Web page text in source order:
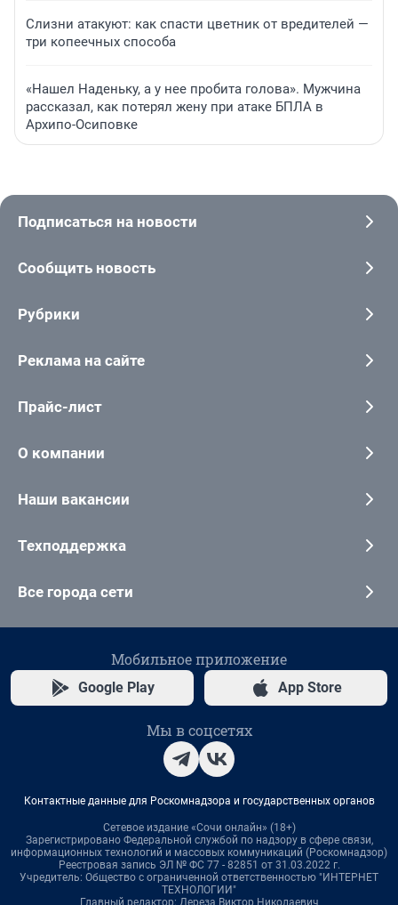
Слизни атакуют: как спасти цветник от вредителей —
три копеечных способа
«Нашел Наденьку, а у нее пробита голова». Мужчина
рассказал, как потерял жену при атаке БПЛА в
Архипо-Осиповке
Подписаться на новости
Сообщить новость
Рубрики
Реклама на сайте
Прайс-лист
О компании
Наши вакансии
Техподдержка
Все города сети
Мобильное приложение
Google Play App Store
Мы в соцсетях
Контактные данные для Роскомнадзора и государственных органов
Сетевое издание «Сочи онлайн» (18+)
Зарегистрировано Федеральной службой по надзору в сфере связи,
информационных технологий и массовых коммуникаций (Роскомнадзор)
Реестровая запись ЭЛ № ФС 77 - 82851 от 31.03.2022 г.
Учредитель: Общество с ограниченной ответственностью "ИНТЕРНЕТ
ТЕХНОЛОГИИ"
Главный редактор: Дереза Виктор Николаевич